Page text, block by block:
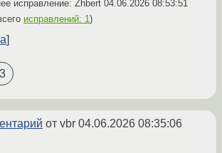
исправление: Zhbert 04.06.2026 08:53:51
исправлений: 1)
3
от vbr 04.06.2026 08:35:06